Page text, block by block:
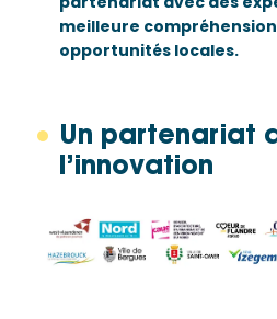
meilleure
opportunités locales.
Un partenariat
l’innovation